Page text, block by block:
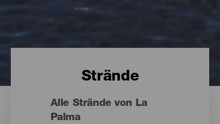
Strände
Alle Strände von La
Palma